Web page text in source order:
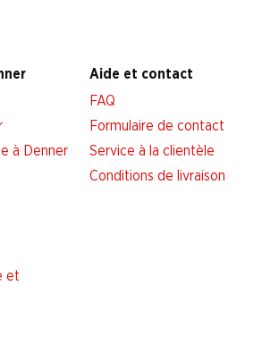
à Denner
et
Aide et contact
FAQ
Formulaire de contact
Service à la clientèle
Conditions de livraison